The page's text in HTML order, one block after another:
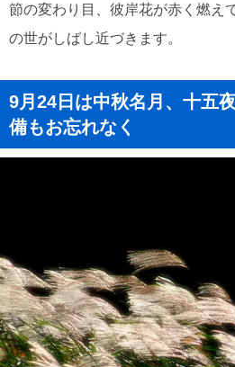
節の変わり目、彼岸花が赤く燃え
の世がしばし近づきます。
9月24日は中秋名月、十五
備もお忘れなく